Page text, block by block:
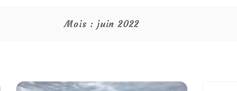
Mois : juin 2022